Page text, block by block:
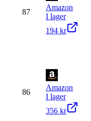
87
Amazon
I lager
194 kr
86
Amazon
I lager
356 kr